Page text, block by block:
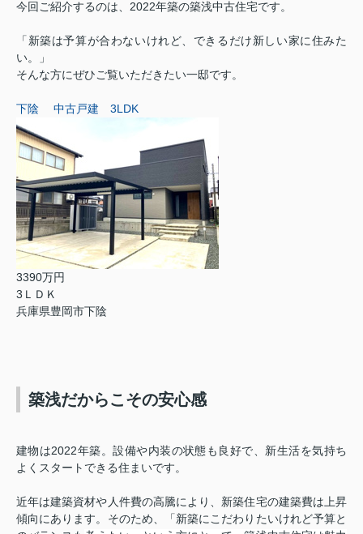
今回ご紹介するのは、2022年築の築浅中古住宅です。
「新築は予算が合わないけれど、できるだけ新しい家に住みた
い。」
そんな方にぜひご覧いただきたい一邸です。
下陰 中古戸建 3LDK
3390万円
3ＬＤＫ
兵庫県豊岡市下陰
築浅だからこその安心感
建物は2022年築。設備や内装の状態も良好で、新生活を気持ち
よくスタートできる住まいです。
近年は建築資材や人件費の高騰により、新築住宅の建築費は上昇
傾向にあります。そのため、「新築にこだわりたいけれど予算と